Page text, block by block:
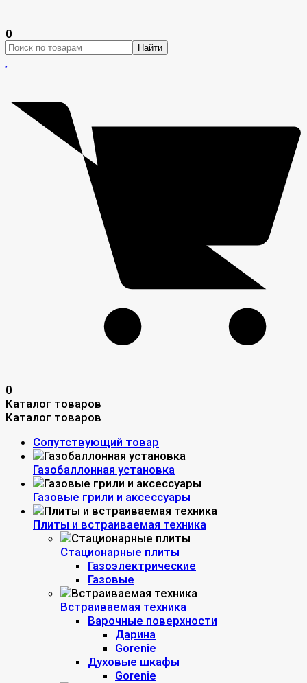
0
Найти
0
Каталог товаров
Каталог товаров
Сопутствующий товар
Газобаллонная установка
Газовые грили и аксессуары
Плиты и встраиваемая техника
Стационарные плиты
Газоэлектрические
Газовые
Встраиваемая техника
Варочные поверхности
Дарина
Gorenie
Духовые шкафы
Gorenie